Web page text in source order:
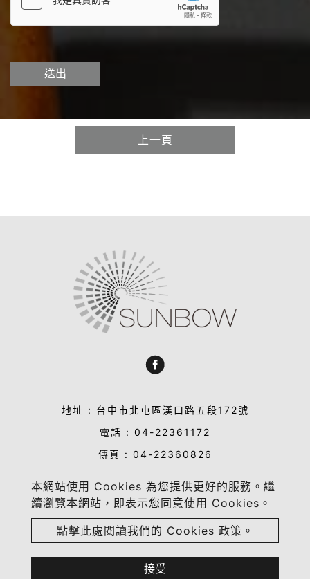
送出
上一頁
本網站使用 Cookies 為您提供更好的服務。繼
續瀏覽本網站，即表示您同意使用 Cookies。
點擊此處閱讀我們的 Cookies 政策。
接受
地址 : 台中市北屯區漢口路五段172號
電話 : 04-22361172
傳真 : 04-22360826
業務合作洽談 : sandy@sun-bow.com
Copyright © 2023-2026 晴虹實業有限公司 All rights
sales@sun-bow.com